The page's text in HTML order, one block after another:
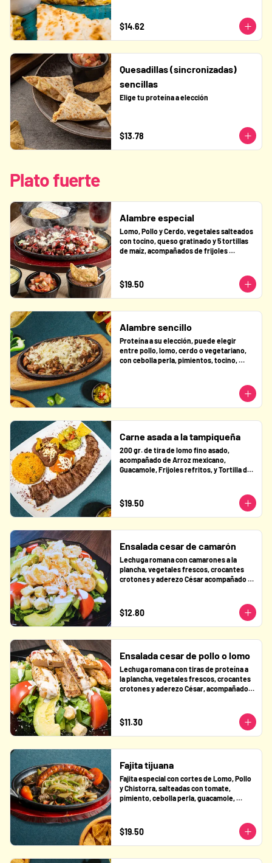
$14.62
Quesadillas (sincronizadas)
sencillas
Elige tu proteína a elección
$13.78
Plato fuerte
Alambre especial
Lomo, Pollo y Cerdo, vegetales salteados
con tocino, queso gratinado y 5 tortillas
de maíz, acompañados de frijoles
$19.50
Alambre sencillo
Proteína a su elección, puede elegir
entre pollo, lomo, cerdo o vegetariano,
con cebolla perla, pimientos, tocino,
Carne asada a la tampiqueña
200 gr. de tira de lomo fino asado,
acompañado de Arroz mexicano,
Guacamole, Frijoles refritos, y Tortilla de
$19.50
Ensalada cesar de camarón
Lechuga romana con camarones a la
plancha, vegetales frescos, crocantes
crotones y aderezo César acompañado
$12.80
Ensalada cesar de pollo o lomo
Lechuga romana con tiras de proteína a
la plancha, vegetales frescos, crocantes
crotones y aderezo César, acompañado
$11.30
Fajita tijuana
Fajita especial con cortes de Lomo, Pollo
y Chistorra, salteadas con tomate,
pimiento, cebolla perla, guacamole,
$19.50